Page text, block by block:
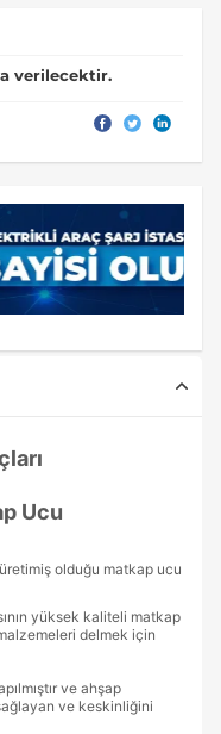
verilecektir.
Ucu
olduğu matkap ucu
yüksek kaliteli matkap
delmek için
ve ahşap
ve keskinliğini